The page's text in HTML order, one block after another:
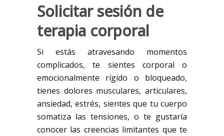
Solicitar sesión de
terapia corporal
Si estás atravesando momentos
complicados, te sientes corporal o
emocionalmente rígido o bloqueado,
tienes dolores musculares, articulares,
ansiedad, estrés, sientes que tu cuerpo
somatiza las tensiones, o te gustaría
conocer las creencias limitantes que te